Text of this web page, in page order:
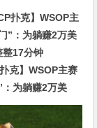
扑克】WSOP主赛
：为躺赚2万美
整17分钟